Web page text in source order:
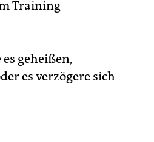
Training
geheißen,
es verzögere sich